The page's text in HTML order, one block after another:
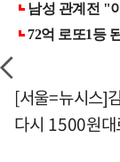
[서울=뉴시스]
다시 1500원대